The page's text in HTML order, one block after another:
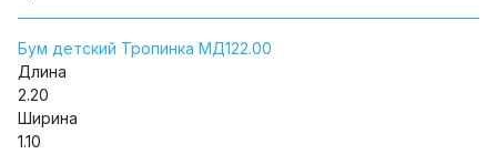
Бум детский Тропинка МД122.00
Длина
2.20
Ширина
1.10